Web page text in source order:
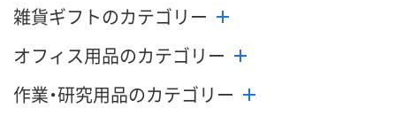
雑貨ギフトのカテゴリー
オフィス用品のカテゴリー
作業・研究用品のカテゴリー